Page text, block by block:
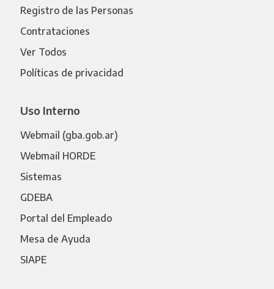
Registro de las Personas
Contrataciones
Ver Todos
Políticas de privacidad
Uso Interno
Webmail (gba.gob.ar)
Webmail HORDE
Sistemas
GDEBA
Portal del Empleado
Mesa de Ayuda
SIAPE